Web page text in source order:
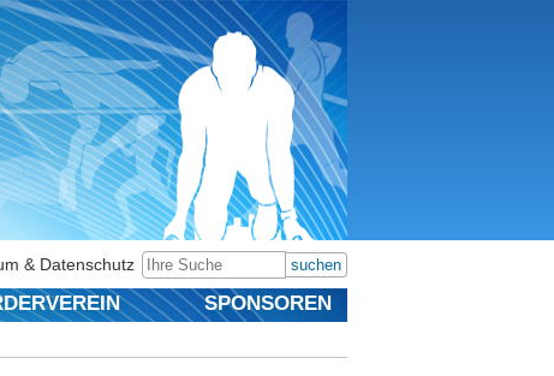
suchen
& Datenschutz
SPONSOREN